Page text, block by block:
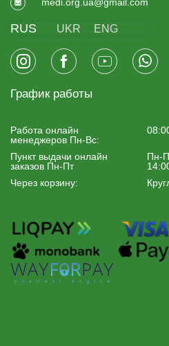
RUS UKR ENG
График работы
Работа онлайн
менеджеров Пн-Вс:
Пункт выдачи онлайн
заказов Пн-Пт
Пн-
Через корзину: